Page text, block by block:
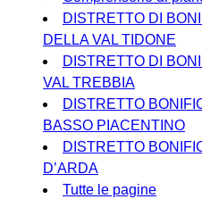
DISTRETTO DI
DELLA VAL TIDONE
DISTRETTO DI
VAL TREBBIA
DISTRETTO
BASSO PIACENTINO
DISTRETTO
D’ARDA
Tutte le pagine